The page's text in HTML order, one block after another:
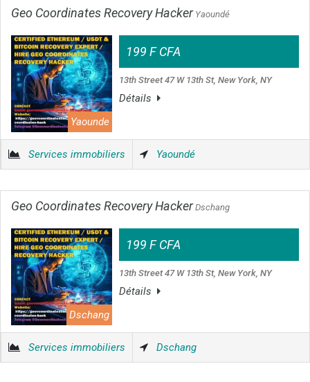
Geo Coordinates Recovery HackerYaoundé
Yaounde
199 F CFA
13th Street 47 W 13th St, New York, NY
Détails
Services immobiliers Yaoundé
Geo Coordinates Recovery HackerDschang
Dschang
199 F CFA
13th Street 47 W 13th St, New York, NY
Détails
Services immobiliers Dschang